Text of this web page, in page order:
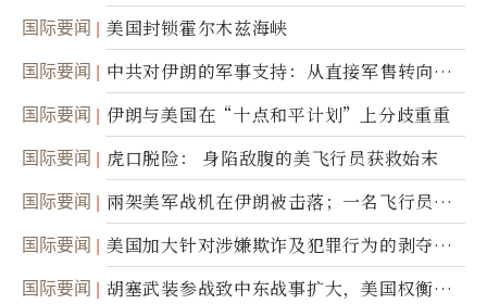
美军基地的卫星图像
国际要闻 美国封锁霍尔木兹海峡
国际要闻
中共对伊朗的军事支持：从直接军售转向间
接技术转让
国际要闻 伊朗与美国在“十点和平计划”上分歧重重
国际要闻 虎口脱险： 身陷敌腹的美飞行员获救始末
国际要闻
兩架美军战机在伊朗被击落；一名飞行员失
踪
国际要闻
美国加大针对涉嫌欺诈及犯罪行为的剥夺公
民权力度
国际要闻
胡塞武装参战致中东战事扩大，美国权衡地